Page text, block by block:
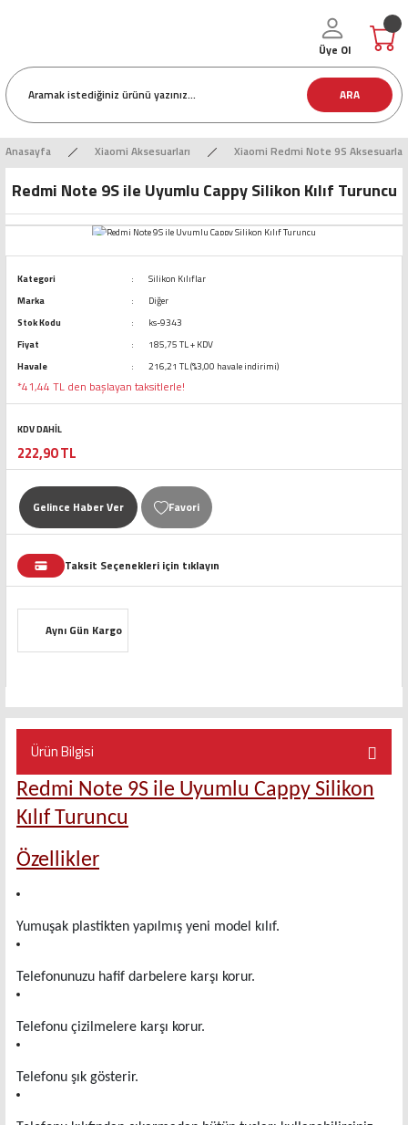
ARA
Üye Ol
Anasayfa Xiaomi Aksesuarları Xiaomi Redmi Note 9S Aksesuarları
Redmi Note 9S ile Uyumlu Cappy Silikon Kılıf Turuncu
Kategori
Silikon Kılıflar
Marka
Diğer
Stok Kodu
ks-9343
Fiyat
185,75 TL + KDV
Havale
216,21 TL (%3,00 havale indirimi)
*41,44 TL den başlayan taksitlerle!
KDV DAHİL
222,90 TL
Gelince Haber Ver
Taksit Seçenekleri için tıklayın
Aynı Gün Kargo
Ürün Bilgisi
Redmi Note 9S ile Uyumlu Cappy Silikon
Kılıf Turuncu
Özellikler
Yumuşak plastikten yapılmış yeni model kılıf.
Telefonunuzu hafif darbelere karşı korur.
Telefonu çizilmelere karşı korur.
Telefonu şık gösterir.